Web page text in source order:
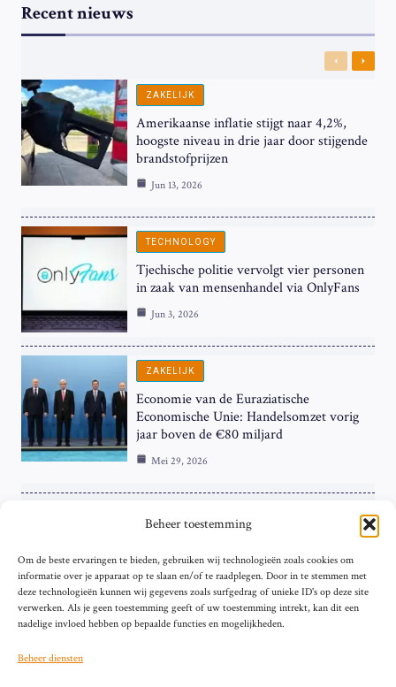
Beheer toestemming
Om de beste ervaringen te bieden, gebruiken wij technologieën zoals cookies om
informatie over je apparaat op te slaan en/of te raadplegen. Door in te stemmen met
deze technologieën kunnen wij gegevens zoals surfgedrag of unieke ID's op deze site
verwerken. Als je geen toestemming geeft of uw toestemming intrekt, kan dit een
nadelige invloed hebben op bepaalde functies en mogelijkheden.
Beheer diensten
Recent nieuws
Previous
Next
ZAKELIJK
Amerikaanse inflatie stijgt naar 4,2%,
hoogste niveau in drie jaar door stijgende
brandstofprijzen
Jun 13, 2026
TECHNOLOGY
Tjechische politie vervolgt vier personen
in zaak van mensenhandel via OnlyFans
Jun 3, 2026
ZAKELIJK
Economie van de Euraziatische
Economische Unie: Handelsomzet vorig
jaar boven de €80 miljard
Mei 29, 2026
ZAKELIJK
Hardnekkige Inflatie bij de ‘Grote Vier’
van de Eurozone
Mei 29, 2026